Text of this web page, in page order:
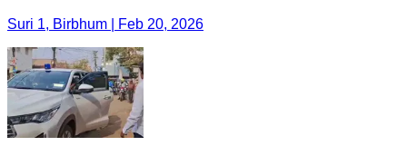
Suri 1, Birbhum | Feb 20, 2026